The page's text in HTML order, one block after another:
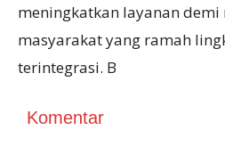
meningkatkan layanan
masyarakat yang ramah
terintegrasi. B
Komentar